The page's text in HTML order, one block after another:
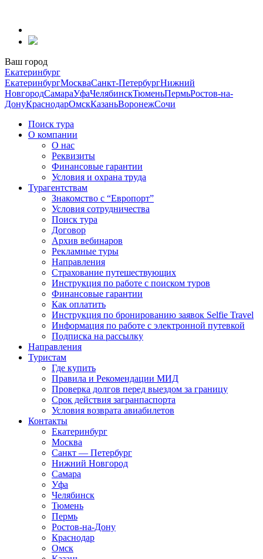
содержанию
Ваш город
Екатеринбург
ЕкатеринбургМоскваСанкт-ПетербургНижний
НовгородСамараУфаЧелябинскТюменьПермьРостов-на-
ДонуКраснодарОмскКазаньВоронежСочи
Поиск тура
О компании
О нас
Реквизиты
Финансовые гарантии
Условия и охрана труда
Турагентствам
Знакомство с “Европорт”
Условия сотрудничества
Поиск тура
Договор
Архив вебинаров
Рекламные туры
Направления
Страхование путешествующих
Инструкция по работе с поиском туров
Финансовые гарантии
Как оплатить
Инструкция по бронированию заявок Selfie Travel
Информация по работе с электронной путевкой
Подписка на рассылку
Направления
Туристам
Где купить
Правила и Рекомендации МИД
Проверка долгов перед выездом за границу
Срок действия загранпаспорта
Условия возврата авиабилетов
Контакты
Екатеринбург
Москва
Санкт — Петербург
Нижний Новгород
Самара
Уфа
Челябинск
Тюмень
Пермь
Ростов-на-Дону
Краснодар
Омск